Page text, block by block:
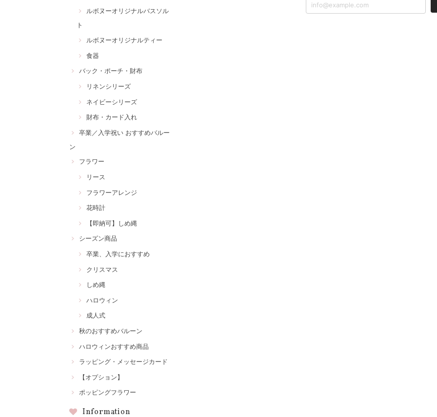
ルボヌーオリジナルバスソル
ト
ルボヌーオリジナルティー
食器
バック・ポーチ・財布
リネンシリーズ
ネイビーシリーズ
財布・カード入れ
卒業／入学祝い おすすめバルー
ン
フラワー
リース
フラワーアレンジ
花時計
【即納可】しめ縄
シーズン商品
卒業、入学におすすめ
クリスマス
しめ縄
ハロウィン
成人式
秋のおすすめバルーン
ハロウィンおすすめ商品
ラッピング・メッセージカード
【オプション】
ポッピングフラワー
Information